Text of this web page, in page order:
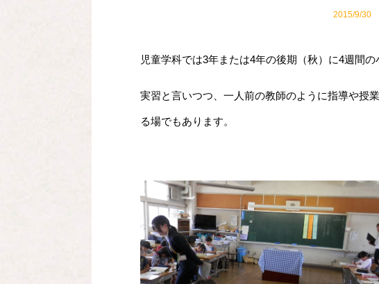
2015/9/30
児童学科では3年または4年の後期（秋）に4週間の
実習と言いつつ、一人前の教師のように指導や授
る場でもあります。